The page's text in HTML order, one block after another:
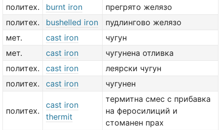
политех.
burnt iron
прегрято желязо
политех.
bushelled iron
пудлингово желязо
мет.
cast iron
чугун
мет.
cast iron
чугунена отливка
политех.
cast iron
леярски чугун
политех.
cast iron чугунен
политех.
cast iron
thermit
термитна смес с прибавка
на феросилиций и
стоманен прах